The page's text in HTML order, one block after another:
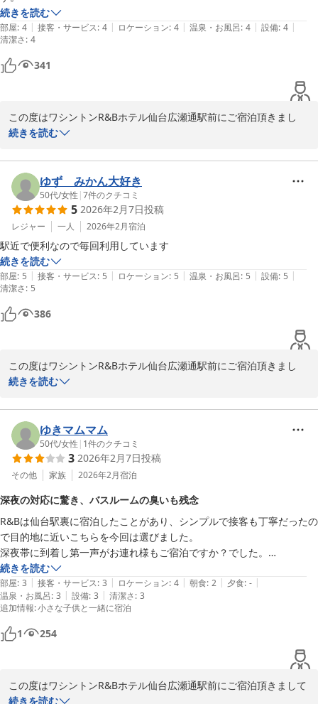
続きを読む
部屋: 4 | 接客・サービス: 4 | ロケーション: 4 | 温泉・お風呂: 4 | 設備: 4 |
清潔さ: 4
341
この度はワシントンR&Bホテル仙台広瀬通駅前にご宿泊頂きまし
て、誠にありがとうございます。
ご滞在中快適にお過ごし頂けましたようで、スタッフ一同大変嬉し
く思っております。
当館はJR仙台駅より徒歩約10分、地下鉄広瀬通駅より徒歩1分に位
置しており、ビジネスや観光の拠点として幅広くご利用頂いており
ます。
近隣にも飲食店やアーケード街がございますので、お食事やお買い
物にも便利な立地になっております。
今後もお客様にご満足いただけるお部屋作りとサービスを提供でき
る様励んでまいります。
フロント 鈴木
ワシントンＲ＆Ｂホテル仙台広瀬通駅前
2026-02-08
続きを読む
ゆず みかん大好き
50代/女性 |7件のクチコミ
5 2026年2月7日投稿
レジャー 一人 2026年2月宿泊
駅近で便利なので毎回利用しています
続きを読む
部屋: 5 | 接客・サービス: 5 | ロケーション: 5 | 温泉・お風呂: 5 | 設備: 5 |
清潔さ: 5
386
この度はワシントンR&Bホテル仙台広瀬通駅前にご宿泊頂きまし
て、
またお忙しい中クチコミをご投稿頂き、重ねて御礼申し上げます。
ご滞在中快適にお過ごし頂けましたようで、スタッフ一同大変嬉し
く
思っております。
位置しており、ビジネスや観光の拠点として幅広くご利用頂いて
おります。
近隣にも飲食店やアーケード街がございますので、お食事や
お買い物にも便利な立地になっております。
今後もお客様にご満足いただけるお部屋作りとサービスを提供でき
る様
励んでまいります。
またのお越しを心よりお待ち申し上げております。
ワシントンＲ＆Ｂホテル仙台広瀬通駅前
続きを読む
ゆきマムマム
50代/女性 | 1件のクチコミ
3 2026年2月7日投稿
その他 家族 2026年2月宿泊
深夜の対応に驚き、バスルームの臭いも残念
R&Bは仙台駅裏に宿泊したことがあり、シンプルで接客も丁寧だったの
で目的地に近いこちらを今回は選びました。
深夜帯に到着し第一声がお連れ様もご宿泊ですか？でした。
小学生の娘と2人で予約したので、幽霊かと驚きましたが娘を差してる
ので再度驚きました。深夜です確認不足にも程がある。
ウエルカムドリンクのコーヒー頂いても良いですか？にも、はいのみの
返事と娘がジュースでないと四苦八苦しばらくして出ませんよと。ずっ
と受付のふたりはおしゃべりに夢中。
バスルームは尿臭で悲しくなった。
次回は避けたいと思いました。
続きを読む
部屋: 3 | 接客・サービス: 3 | ロケーション: 4 | 朝食: 2 | 夕食: - |
温泉・お風呂: 3 | 設備: 3 | 清潔さ: 3
追加情報:小さな子供と一緒に宿泊
1 254
この度はワシントンR&Bホテル仙台広瀬通駅前にご宿泊頂きまして
誠にありがとうございます。
続きを読む